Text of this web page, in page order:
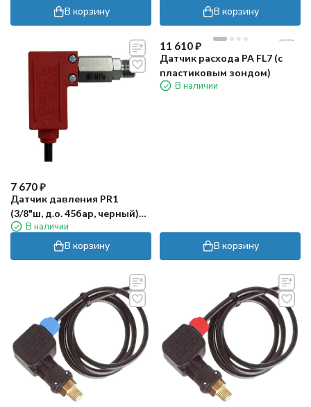
В корзину В корзину
7 670₽
Датчик давления PR1
(3/8"ш, д.о. 45бар, черный)
PA В наличии
В корзину
11 610₽
Датчик расхода PA FL7 (с
пластиковым зондом)
В наличии
В корзину